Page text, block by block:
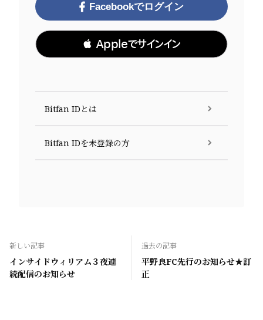
Facebookでログイン
 Appleでサインイン
Bitfan IDとは
Bitfan IDを未登録の方
新しい記事
インサイドウィリアム３夜連
続配信のお知らせ
過去の記事
平野良FC先行のお知らせ★訂
正